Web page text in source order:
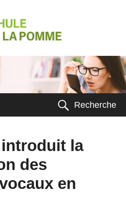
Recherche
la
des
en